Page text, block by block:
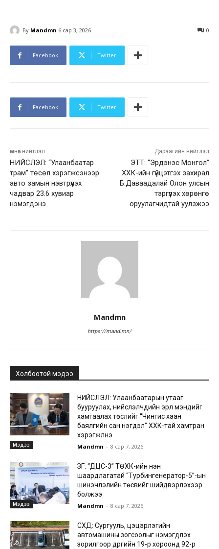
By Mandmn 6 сар 3, 2026 0
Facebook Twitter
Facebook Twitter
өмнөх нийтлэл
НИЙСЛЭЛ: “Улаанбаатар
трам” төсөл хэрэгжсэнээр
авто замын нэвтрүүлэх
чадвар 23.6 хувиар
нэмэгдэнэ
Дараагийн нийтлэл
ЭТТ: “Эрдэнэс Монгол”
ХХК-ийн гүйцэтгэх захирал
Б.Даваадалай Олон улсын
тэргүүлэх хөрөнгө
оруулагчидтай уулзжээ
Mandmn
https://mand.mn/
Холбоотой мэдээ
Мэдээ
НИЙСЛЭЛ: Улаанбаатарын утааг
бууруулах, нийслэлчүүдийн эрүүл мэндийг
хамгаалах төслийг “Чингис хаан
баялгийн сан нэгдэл” ХХК-тай хамтран
хэрэгжүүлнэ
Mandmn - 8 сар 7, 2026
Мэдээ
ЗГ: “ДЦС-3” ТӨХК-ийн нэн
шаардлагатай “Турбингенератор-5”-ын
шинэчлэлийн төсвийг шийдвэрлэхээр
болжээ
Mandmn - 8 сар 7, 2026
СХД: Сургууль, цэцэрлэгийн
автомашины зогсоолыг нэмэгдүүлэх
зорилгоор дүүргийн 19-р хороонд 92-р